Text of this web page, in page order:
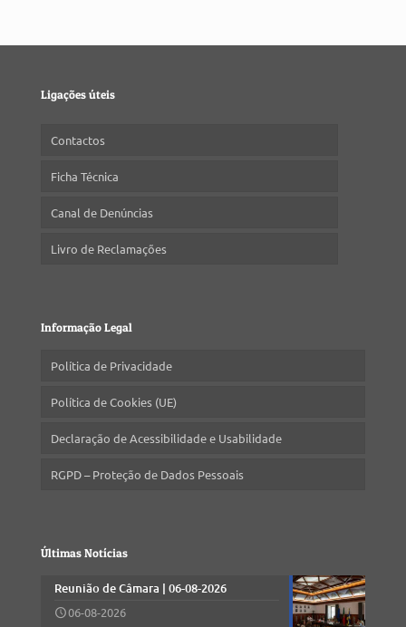
Ligações úteis
Contactos
Ficha Técnica
Canal de Denúncias
Livro de Reclamações
Informação Legal
Política de Privacidade
Política de Cookies (UE)
Declaração de Acessibilidade e Usabilidade
RGPD – Proteção de Dados Pessoais
Últimas Notícias
Reunião de Câmara | 06-08-2026
06-08-2026